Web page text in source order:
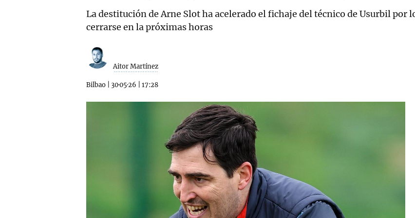
La destitución de Arne Slot ha acelerado el fichaje del técnico de Usurbil por
cerrarse en la próximas horas
Aitor Martínez
Bilbao 30·05·26 17:28